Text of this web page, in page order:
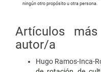
ningún otro propósito u otra persona.
Artículos
autor/a
Hugo Ramos-Inca-